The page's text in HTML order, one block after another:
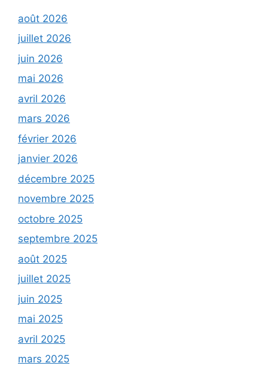
août 2026
juillet 2026
juin 2026
mai 2026
avril 2026
mars 2026
février 2026
janvier 2026
décembre 2025
novembre 2025
octobre 2025
septembre 2025
août 2025
juillet 2025
juin 2025
mai 2025
avril 2025
mars 2025